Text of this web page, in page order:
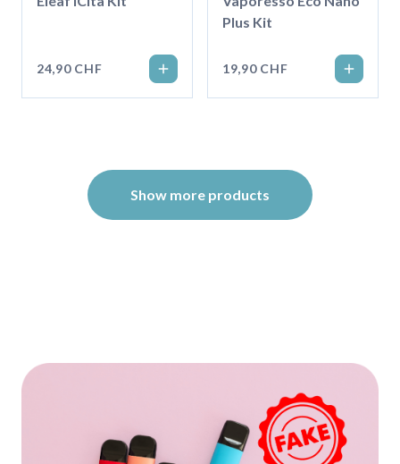
24,90 CHF
Plus Kit
19,90 CHF
Show more products